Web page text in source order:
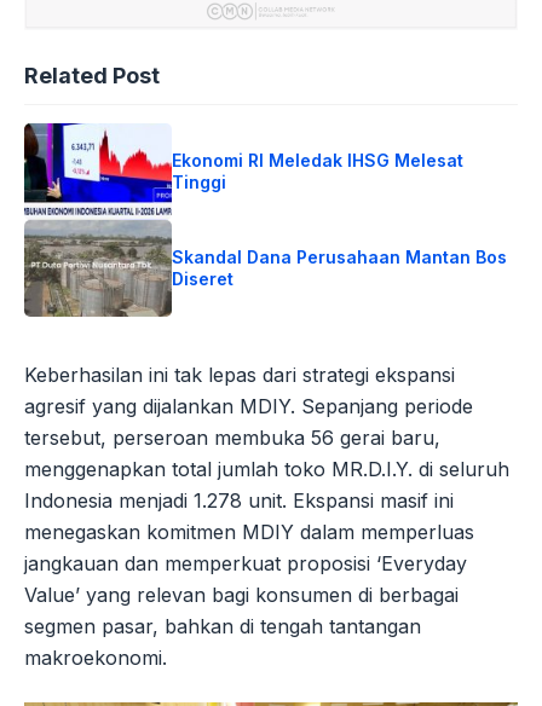
Related Post
Ekonomi RI Meledak IHSG Melesat
Tinggi
Skandal Dana Perusahaan Mantan Bos
Diseret
Keberhasilan ini tak lepas dari strategi ekspansi
agresif yang dijalankan MDIY. Sepanjang periode
tersebut, perseroan membuka 56 gerai baru,
menggenapkan total jumlah toko MR.D.I.Y. di seluruh
Indonesia menjadi 1.278 unit. Ekspansi masif ini
menegaskan komitmen MDIY dalam memperluas
jangkauan dan memperkuat proposisi ‘Everyday
Value’ yang relevan bagi konsumen di berbagai
segmen pasar, bahkan di tengah tantangan
makroekonomi.